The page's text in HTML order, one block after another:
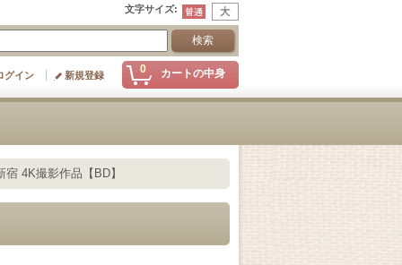
文字サイズ:
0 カートの中身
グイン 新規登録
4K撮影作品【BD】